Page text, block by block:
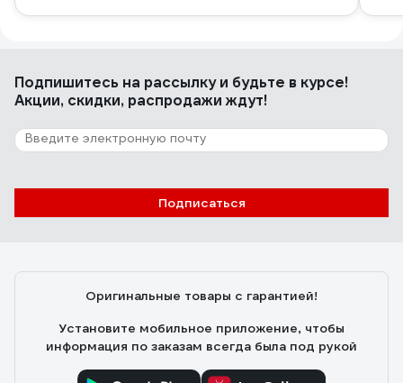
Подпишитесь на рассылкуи будьте в курсе!
Акции, скидки, распродажи ждут!
Подписаться
Оригинальные товары с гарантией!
Установите мобильное приложение, чтобы
информация по заказам всегда была под рукой